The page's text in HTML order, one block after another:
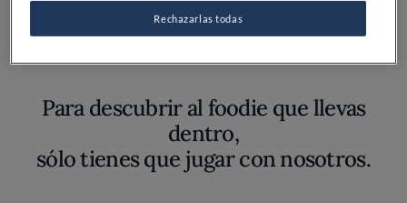
Y tú, ¿qué tipo de foodie eres?
Para descubrir al foodie que llevas
dentro,
sólo tienes que jugar con nosotros.
Rechazarlas todas